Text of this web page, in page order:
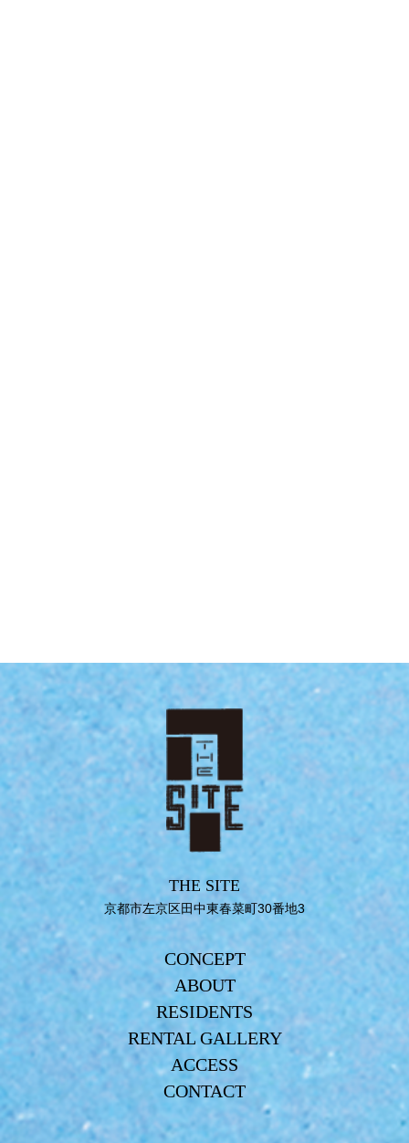
THE SITE
京都市左京区田中東春菜町30番地3
CONCEPT
ABOUT
RESIDENTS
RENTAL GALLERY
ACCESS
CONTACT